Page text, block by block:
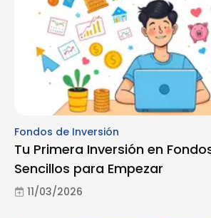
Fondos de Inversión
Tu Primera Inversión en
Sencillos para Empezar
11/03/2026